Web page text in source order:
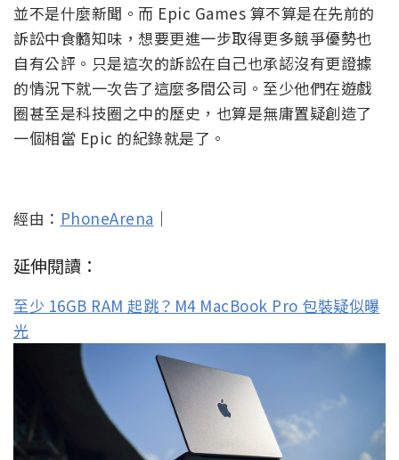
並不是什麼新聞。而 Epic Games 算不算是在先前的
訴訟中食髓知味，想要更進一步取得更多競爭優勢也
自有公評。只是這次的訴訟在自己也承認沒有更證據
的情況下就一次告了這麼多間公司。至少他們在遊戲
圈甚至是科技圈之中的歷史，也算是無庸置疑創造了
一個相當 Epic 的紀錄就是了。
經由： PhoneArena ｜
延伸閱讀：
至少 16GB RAM 起跳？M4 MacBook Pro 包裝疑似曝
光